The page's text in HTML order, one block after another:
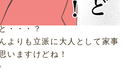
・・・？
よりも立派に大人として家事
いますけどね！